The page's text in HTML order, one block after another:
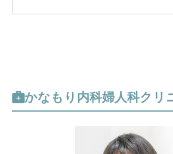
かなもり内科婦人科クリ